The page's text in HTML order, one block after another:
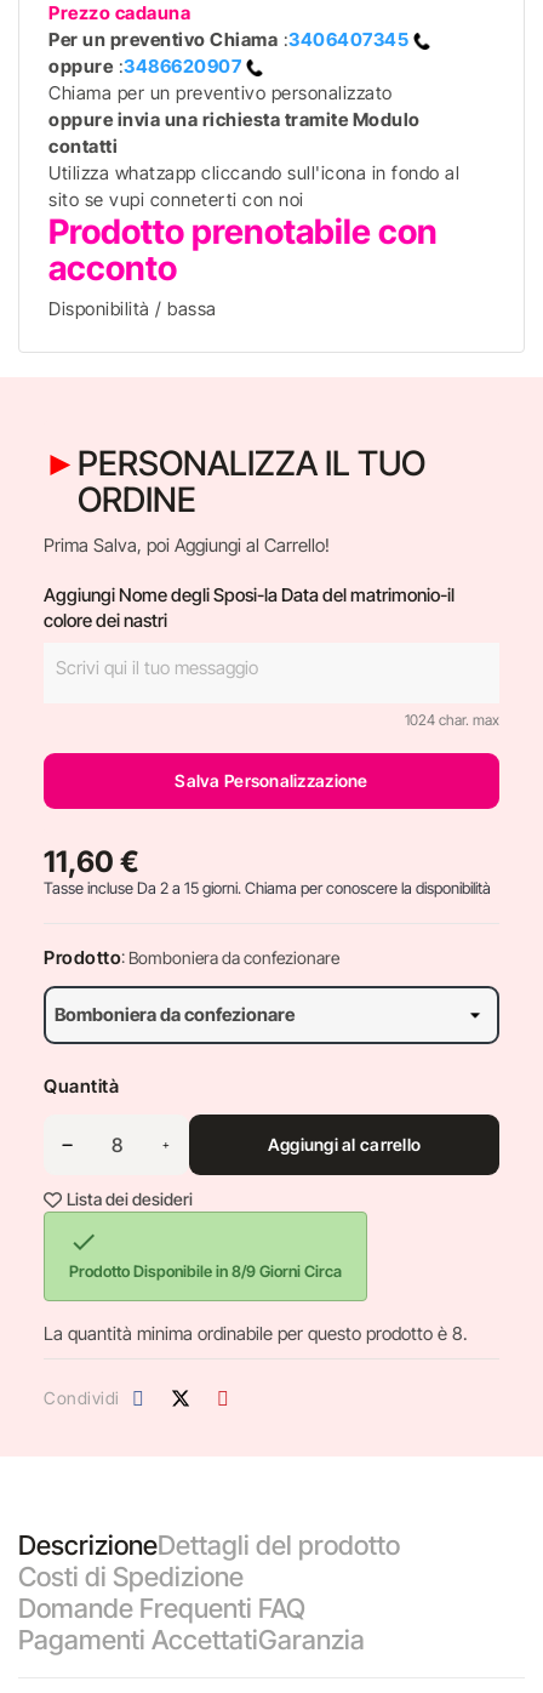
Prezzo cadauna
Per un preventivo Chiama :3406407345
oppure :3486620907
Chiama per un preventivo personalizzato
oppure invia una richiesta tramite Modulo
contatti
Utilizza whatzapp cliccando sull'icona in fondo al
sito se vupi conneterti con noi
Prodotto prenotabile con
acconto
Disponibilità / bassa
PERSONALIZZA IL TUO
ORDINE
Prima Salva, poi Aggiungi al Carrello!
Aggiungi Nome degli Sposi-la Data del matrimonio-il
colore dei nastri
1024 char. max
Salva Personalizzazione
11,60 €
Tasse incluseDa 2 a 15 giorni. Chiama per conoscere la disponibilità
Prodotto: Bomboniera da confezionare
Quantità
Aggiungi al carrello
Lista dei desideri

Prodotto Disponibile in 8/9 Giorni Circa
La quantità minima ordinabile per questo prodotto è 8.
Condividi
DescrizioneDettagli del prodotto
Costi di Spedizione
Domande Frequenti FAQ
Pagamenti AccettatiGaranzia